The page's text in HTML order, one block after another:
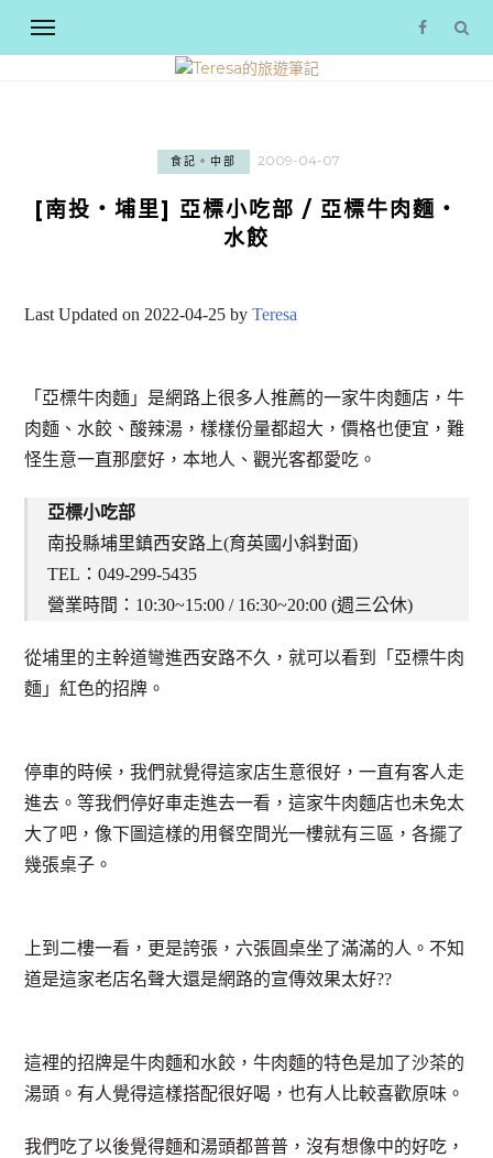
食記。中部 2009-04-07
[南投‧埔里] 亞標小吃部 / 亞標牛肉麵‧
水餃
Last Updated on 2022-04-25 byTeresa
「亞標牛肉麵」是網路上很多人推薦的一家牛肉麵店，牛
肉麵、水餃、酸辣湯，樣樣份量都超大，價格也便宜，難
怪生意一直那麼好，本地人、觀光客都愛吃。
亞標小吃部
南投縣埔里鎮西安路上(育英國小斜對面)
TEL：049-299-5435
營業時間：10:30~15:00 / 16:30~20:00 (週三公休)
從埔里的主幹道彎進西安路不久，就可以看到「亞標牛肉
麵」紅色的招牌。
停車的時候，我們就覺得這家店生意很好，一直有客人走
進去。等我們停好車走進去一看，這家牛肉麵店也未免太
大了吧，像下圖這樣的用餐空間光一樓就有三區，各擺了
幾張桌子。
上到二樓一看，更是誇張，六張圓桌坐了滿滿的人。不知
道是這家老店名聲大還是網路的宣傳效果太好??
這裡的招牌是牛肉麵和水餃，牛肉麵的特色是加了沙茶的
湯頭。有人覺得這樣搭配很好喝，也有人比較喜歡原味。
我們吃了以後覺得麵和湯頭都普普，沒有想像中的好吃，